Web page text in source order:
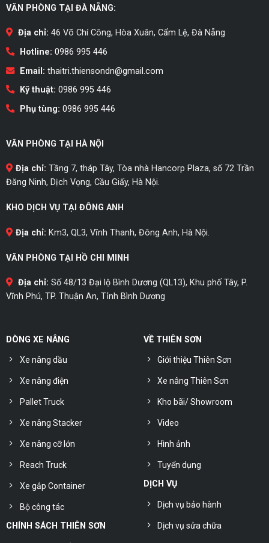
VĂN PHÒNG TẠI ĐÀ NẴNG:
Địa chỉ: 46 Võ Chí Công, Hòa Xuân, Cẩm Lệ, Đà Nẵng
Hotline: 0986 995 446
Email: thaitri.thiensondn@gmail.com
Kỹ thuật: 0986 995 446
Phụ tùng: 0986 995 446
VĂN PHÒNG TẠI HÀ NỘI
Địa chỉ: Tầng 7, tháp Tây, Tòa nhà Hancorp Plaza, số 72 Trần
Đăng Ninh, Dịch Vọng, Cầu Giấy, Hà Nội.
KHO DỊCH VỤ TẠI ĐÔNG ANH
Địa chỉ: Km3, QL3, Vĩnh Thanh, Đông Anh, Hà Nội.
VĂN PHÒNG TẠI HỒ CHI MINH
Địa chỉ: Số 48/13 Đại lộ Bình Dương (QL13), Khu phố Tây, P.
Vĩnh Phú, TP. Thuận An, Tỉnh Bình Dương
DÒNG XE NÂNG
Xe nâng dầu
Xe nâng điện
Pallet Truck
Xe nâng Stacker
Xe nâng cỡ lớn
Reach Truck
Xe gắp Container
Bộ công tác
CHÍNH SÁCH THIÊN SƠN
VỀ THIÊN SƠN
Giới thiệu Thiên Sơn
Xe nâng Thiên Sơn
Kho bãi/ Showroom
Video
Hình ảnh
Tuyển dụng
DỊCH VỤ
Dịch vụ bảo hành
Dịch vụ sửa chữa